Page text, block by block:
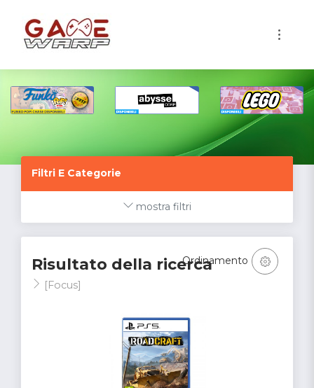
Filtri E Categorie
mostra filtri
Risultato della ricerca
[Focus]
Ordinamento